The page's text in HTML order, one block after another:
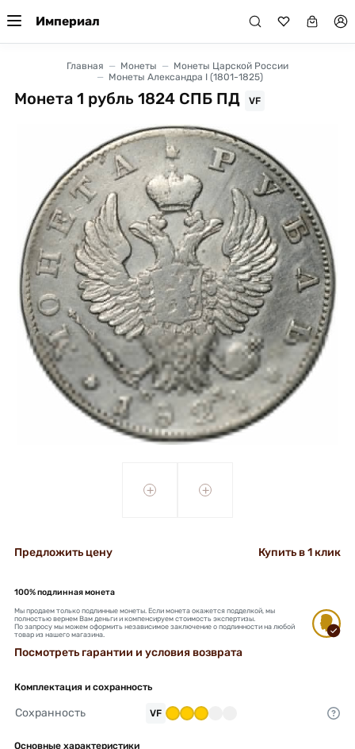
Империал
Главная Монеты
Монеты Царской России
Монеты Александра I (1801-1825)
Монета 1 рубль 1824 СПБ ПД VF
+ +
Предложить цену Купить в 1 клик
100% подлинная монета
Мы продаем только подлинные монеты. Если монета окажется подделкой, мы
полностью вернем Вам деньги и компенсируем стоимость экспертизы.
По запросу мы можем оформить независимое заключение о подлинности на любой
товар из нашего магазина.
Посмотреть гарантии и условия возврата
Комплектация и сохранность
Сохранность VF
Основные характеристики